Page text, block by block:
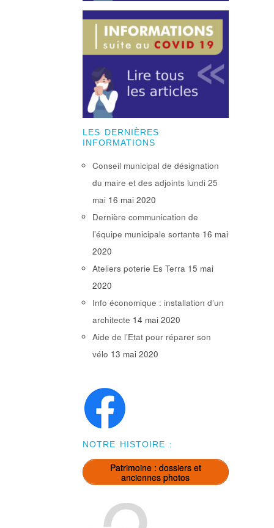
LES DERNIÈRES
INFORMATIONS
Conseil municipal de désignation
du maire et des adjoints lundi 25
mai 16 mai 2020
Dernière communication de
l’équipe municipale sortante 16 mai
2020
Ateliers poterie Es Terra 15 mai
2020
Info économique : installation d’un
architecte 14 mai 2020
Aide de l’Etat pour réparer son
vélo 13 mai 2020
NOTRE HISTOIRE :
Patrimoine : dossiers et
anciennes photos